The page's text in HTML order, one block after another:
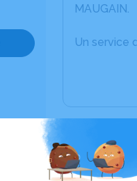
MAUGAIN.
Un service